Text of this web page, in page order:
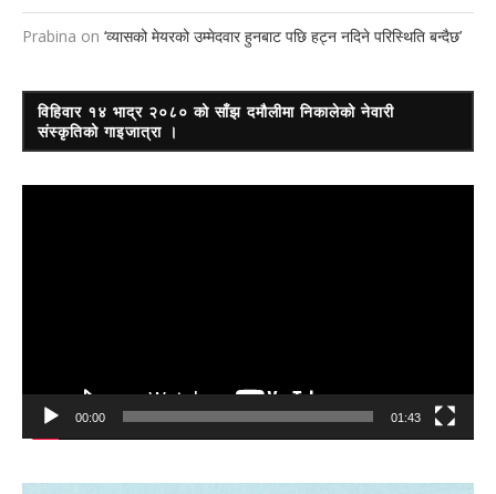
Prabina on ‘व्यासको मेयरको उम्मेदवार हुनबाट पछि हट्न नदिने परिस्थिति बन्दैछ’
विहिवार १४ भाद्र २०८० को साँझ दमौलीमा निकालेको नेवारी
संस्कृतिको गाइजात्रा ।
00:00 01:43